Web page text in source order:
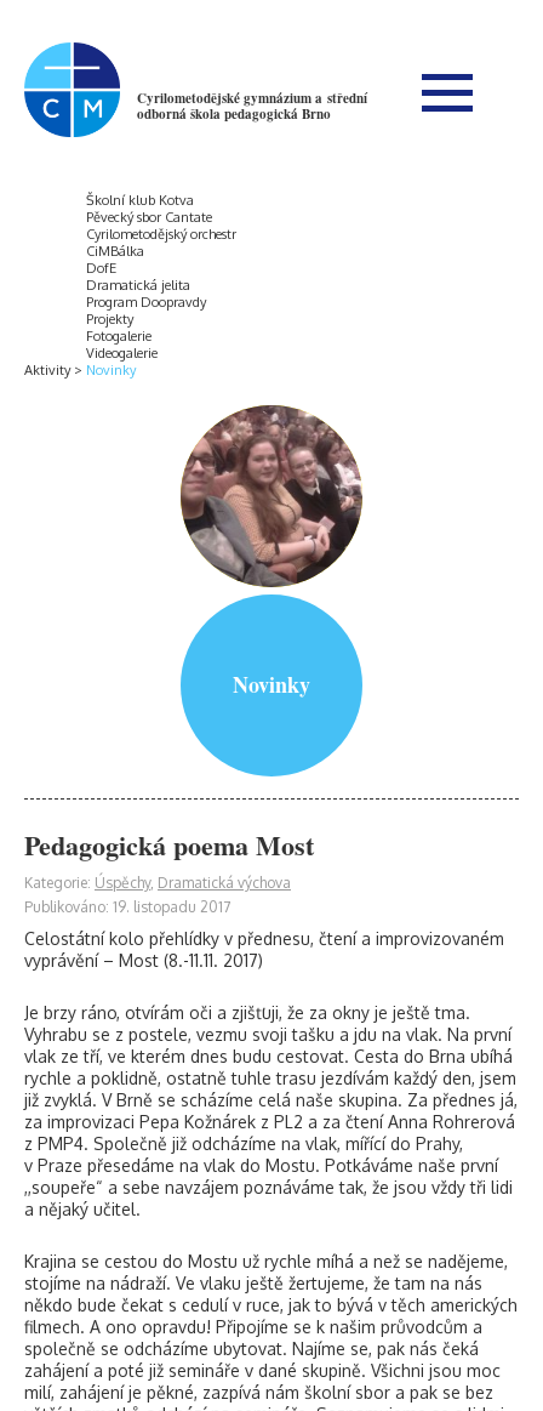
Cyrilometodějské gymnázium a střední
odborná škola pedagogická Brno
Aktivity
Školní klub Kotva
Pěvecký sbor Cantate
Cyrilometodějský orchestr
CiMBálka
DofE
Dramatická jelita
Program Doopravdy
Projekty
Fotogalerie
Videogalerie
Novinky
Novinky
Pedagogická poema Most
Kategorie: Úspěchy, Dramatická výchova
Publikováno: 19. listopadu 2017
Celostátní kolo přehlídky v přednesu, čtení a improvizovaném
vyprávění – Most (8.-11.11. 2017)
Je brzy ráno, otvírám oči a zjišťuji, že za okny je ještě tma.
Vyhrabu se z postele, vezmu svoji tašku a jdu na vlak. Na první
vlak ze tří, ve kterém dnes budu cestovat. Cesta do Brna ubíhá
rychle a poklidně, ostatně tuhle trasu jezdívám každý den, jsem
již zvyklá. V Brně se scházíme celá naše skupina. Za přednes já,
za improvizaci Pepa Kožnárek z PL2 a za čtení Anna Rohrerová
z PMP4. Společně již odcházíme na vlak, mířící do Prahy,
v Praze přesedáme na vlak do Mostu. Potkáváme naše první
,,soupeře“ a sebe navzájem poznáváme tak, že jsou vždy tři lidi
a nějaký učitel.
Krajina se cestou do Mostu už rychle míhá a než se nadějeme,
stojíme na nádraží. Ve vlaku ještě žertujeme, že tam na nás
někdo bude čekat s cedulí v ruce, jak to bývá v těch amerických
filmech. A ono opravdu! Připojíme se k našim průvodcům a
společně se odcházíme ubytovat. Najíme se, pak nás čeká
zahájení a poté již semináře v dané skupině. Všichni jsou moc
milí, zahájení je pěkné, zazpívá nám školní sbor a pak se bez